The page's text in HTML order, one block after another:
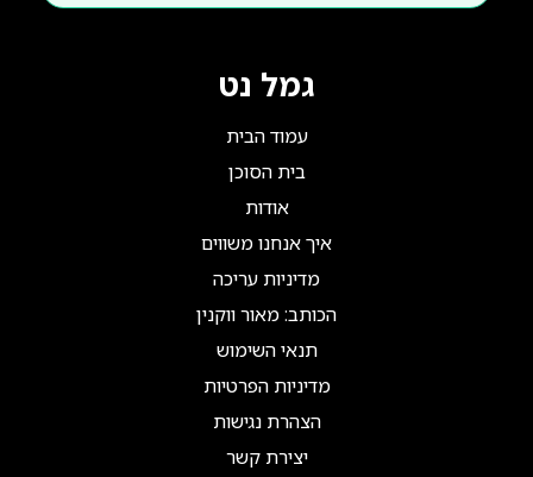
גמל נט
עמוד הבית
בית הסוכן
אודות
איך אנחנו משווים
מדיניות עריכה
הכותב: מאור ווקנין
תנאי השימוש
מדיניות הפרטיות
הצהרת נגישות
יצירת קשר